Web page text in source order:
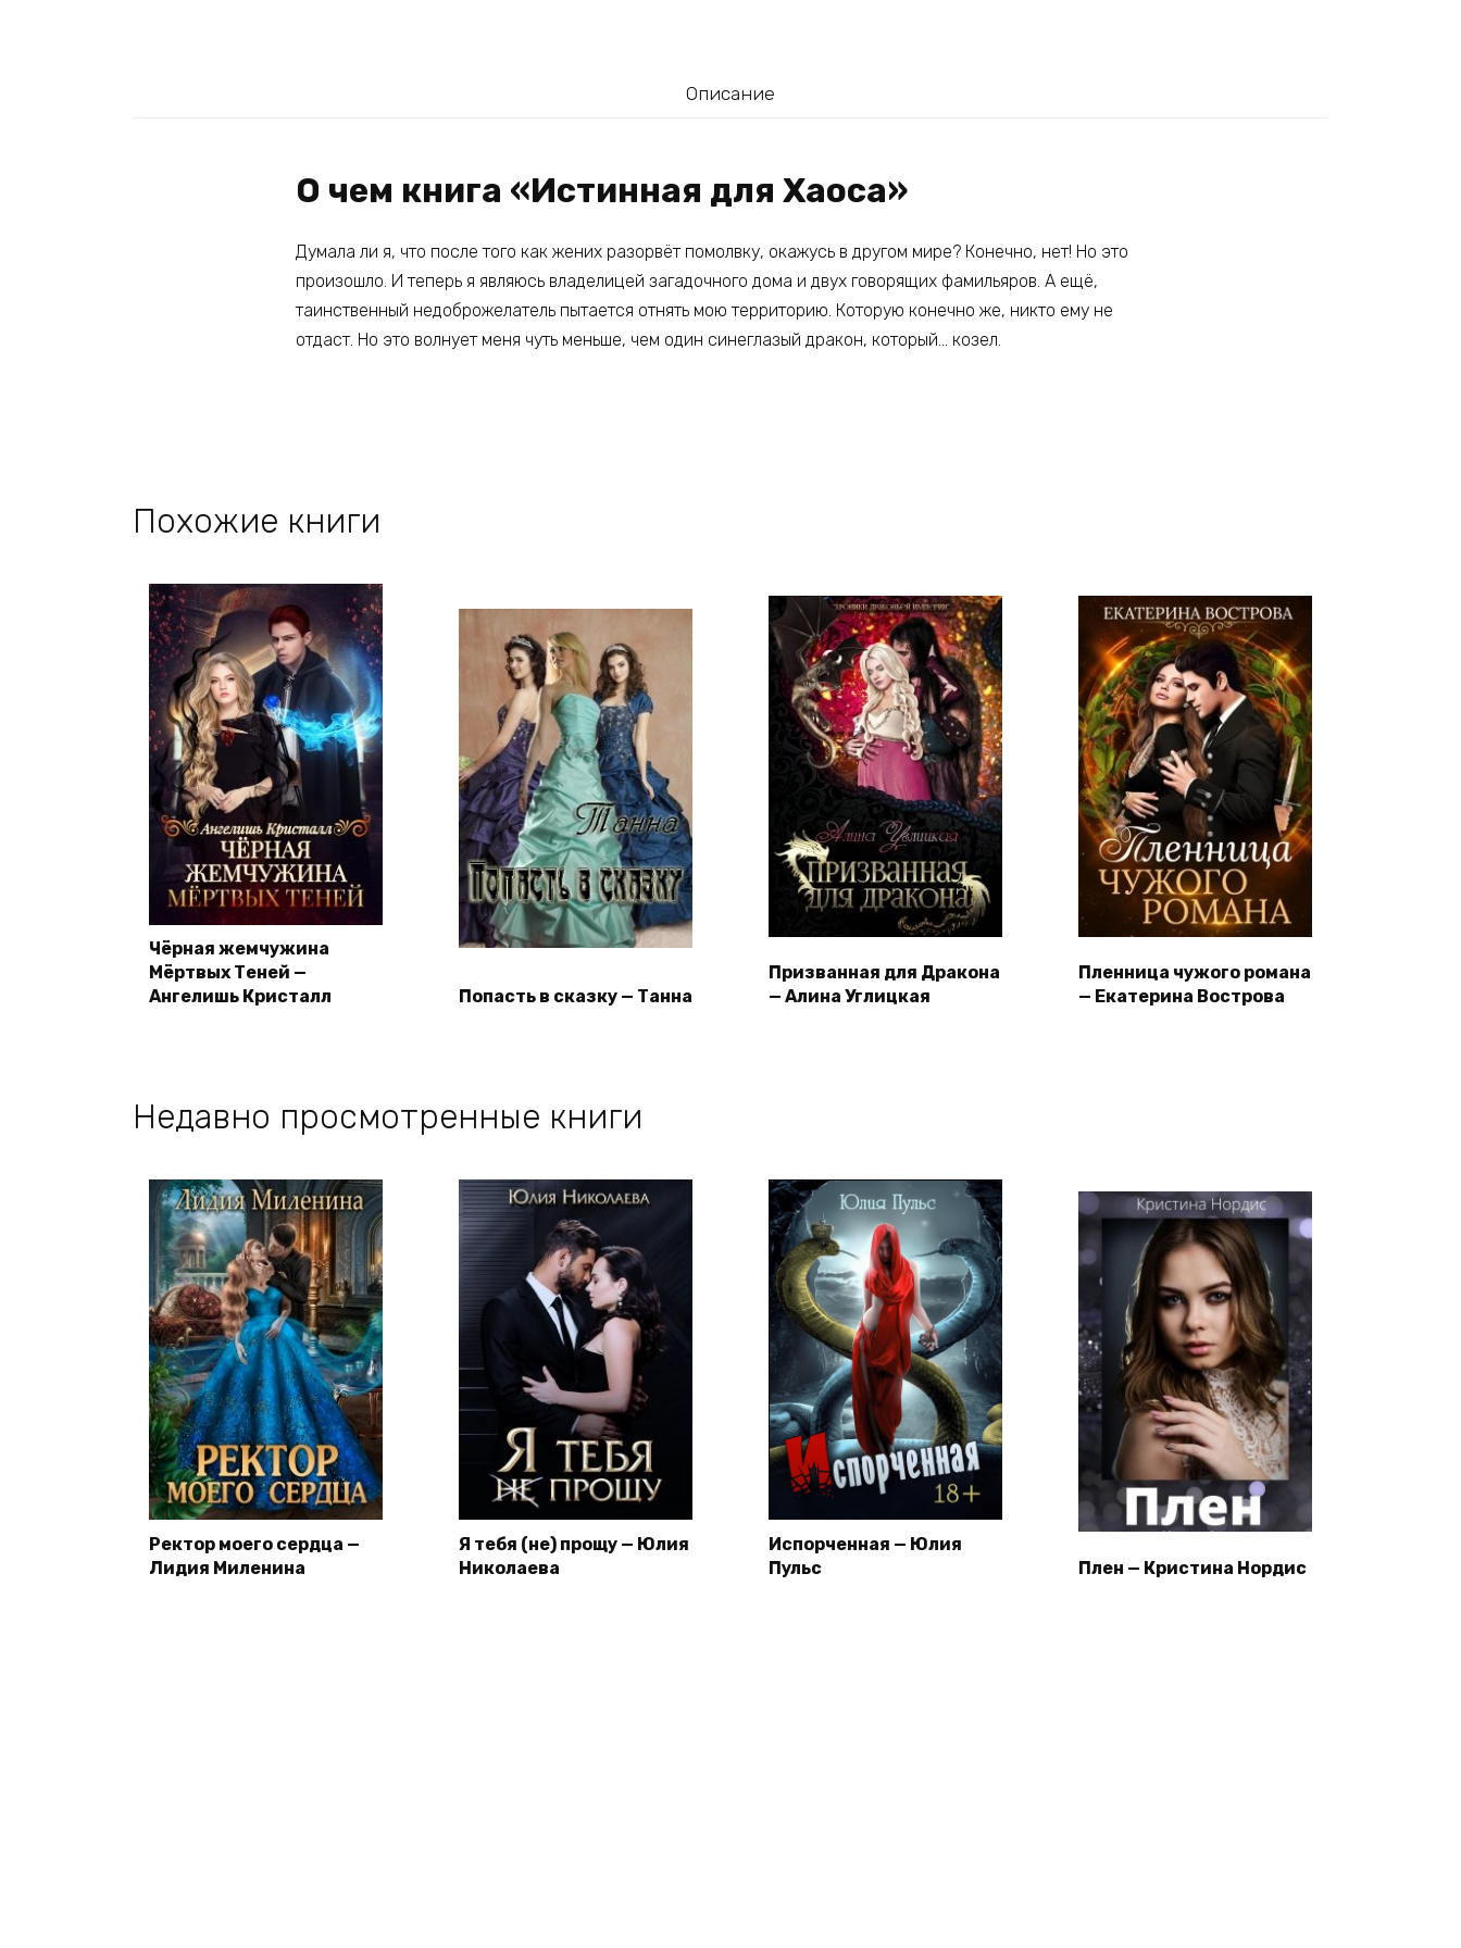
Описание
О чем книга «Истинная для Хаоса»
Думала ли я, что после того как жених разорвёт помолвку, окажусь в другом мире? Конечно, нет! Но это
произошло. И теперь я являюсь владелицей загадочного дома и двух говорящих фамильяров. А ещё,
таинственный недоброжелатель пытается отнять мою территорию. Которую конечно же, никто ему не
отдаст. Но это волнует меня чуть меньше, чем один синеглазый дракон, который… козел.
Похожие книги
Чёрная жемчужина
Мёртвых Теней —
Ангелишь Кристалл
Попасть в сказку — Танна
Призванная для Дракона
— Алина Углицкая
Пленница чужого романа
— Екатерина Вострова
Недавно просмотренные книги
Ректор моего сердца —
Лидия Миленина
Я тебя (не) прощу — Юлия
Николаева
Испорченная — Юлия
Пульс
Плен — Кристина Нордис